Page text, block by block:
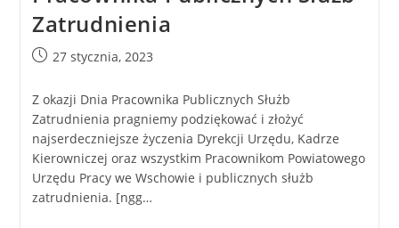
Zatrudnienia
27 stycznia, 2023
Z okazji Dnia Pracownika Publicznych Służb
Zatrudnienia pragniemy podziękować i złożyć
najserdeczniejsze życzenia Dyrekcji Urzędu, Kadrze
Kierowniczej oraz wszystkim Pracownikom Powiatowego
Urzędu Pracy we Wschowie i publicznych służb
zatrudnienia. [ngg…